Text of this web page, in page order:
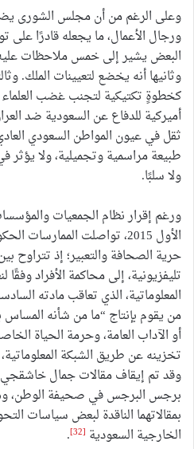
وعلى الرغم من أن مجلس الشورى
ورجال الأعمال، ما يجعله قادرًا على
البعض يشير إلى خمس ملاحظات
وثانيها أنه يخضع لتعيينات الملك.
كخطوةٍ تكتيكية لتجنب غضب العلماء
أميركية للدفاع عن السعودية ضد
ثقل في عيون المواطن السعودي
طبيعة مراسمية وتجميلية، ولا يؤثر
ولا سلبًا.
ورغم إقرار نظام الجمعيات
الأول 2015، تواصلت
حرية الصحافة والتعبير؛ إذ تتراوح
تليفزيونية، إلى محاكمة الأفراد
المعلوماتية، الذي تعاقب مادته
من يقوم بإنتاج “ما من شأنه المساس
أو الآداب العامة، وحرمة الحياة
تخزينه عن طريق الشبكة
وقد تم إيقاف مقالات جمال
برجس البرجس في صحيفة الوطن، وهما
بمقالاتهما الناقدة لبعض سياسات
الخارجية السعودية [32]
.